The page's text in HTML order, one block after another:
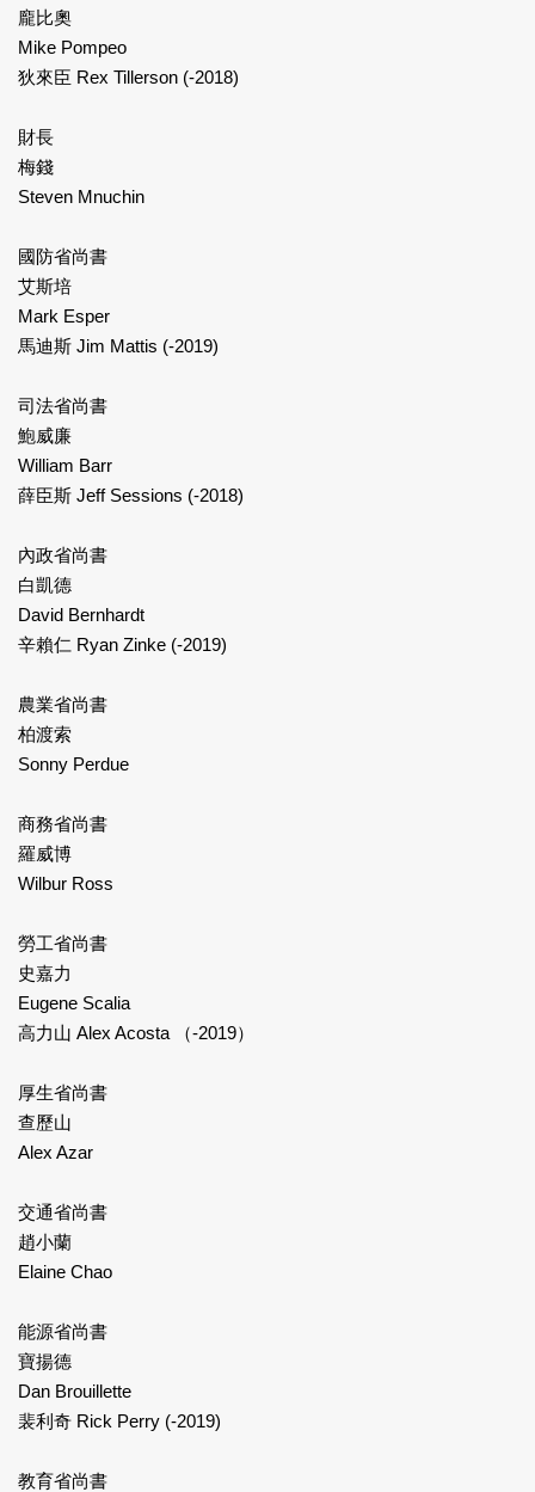
龐比奧
Mike Pompeo
狄來臣 Rex Tillerson (-2018)
財長
梅錢
Steven Mnuchin
國防省尚書
艾斯培
Mark Esper
馬迪斯 Jim Mattis (-2019)
司法省尚書
鮑威廉
William Barr
薛臣斯 Jeff Sessions (-2018)
內政省尚書
白凱德
David Bernhardt
辛賴仁 Ryan Zinke (-2019)
農業省尚書
柏渡索
Sonny Perdue
商務省尚書
羅威博
Wilbur Ross
勞工省尚書
史嘉力
Eugene Scalia
高力山 Alex Acosta （-2019）
厚生省尚書
查歷山
Alex Azar
交通省尚書
趙小蘭
Elaine Chao
能源省尚書
寶揚德
Dan Brouillette
裴利奇 Rick Perry (-2019)
教育省尚書